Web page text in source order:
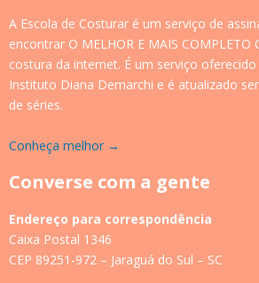
A Escola de Costurar é um serviço de
encontrar O MELHOR E MAIS COMPLETO
costura da internet. É um serviço
Instituto Diana Demarchi e é atualizado
de séries.
Conheça melhor →
Converse com a gente
Endereço para correspondência
Caixa Postal 1346
CEP 89251-972 – Jaraguá do Sul – SC